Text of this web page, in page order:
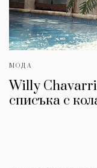
МОДА
Willy
списъка с